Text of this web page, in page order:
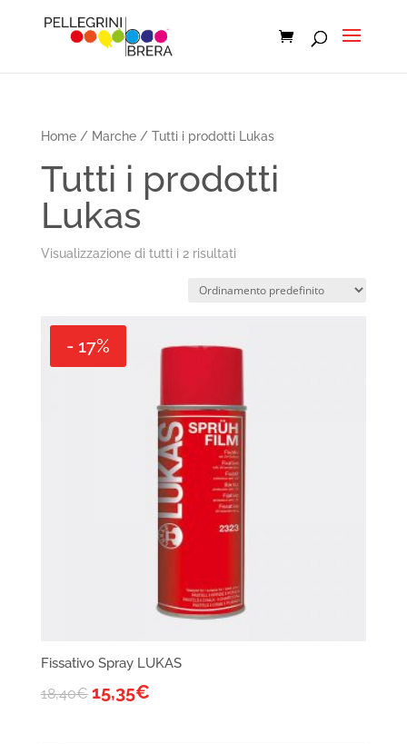
Home/ Marche/ Tutti i prodotti Lukas
Tutti i prodotti
Lukas
Visualizzazione di tutti i 2 risultati
- 17%
Fissativo Spray LUKAS
18,40€ 15,35€